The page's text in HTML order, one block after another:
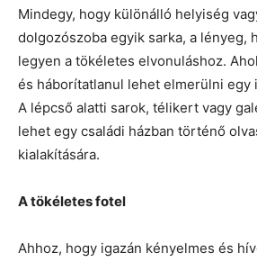
Mindegy, hogy különálló helyiség
dolgozószoba egyik sarka, a lényeg,
legyen a tökéletes elvonuláshoz.
és háborítatlanul lehet elmerülni egy
A lépcső alatti sarok, télikert vagy
lehet egy családi házban történő
kialakítására.
A tökéletes fotel
Ahhoz, hogy igazán kényelmes és